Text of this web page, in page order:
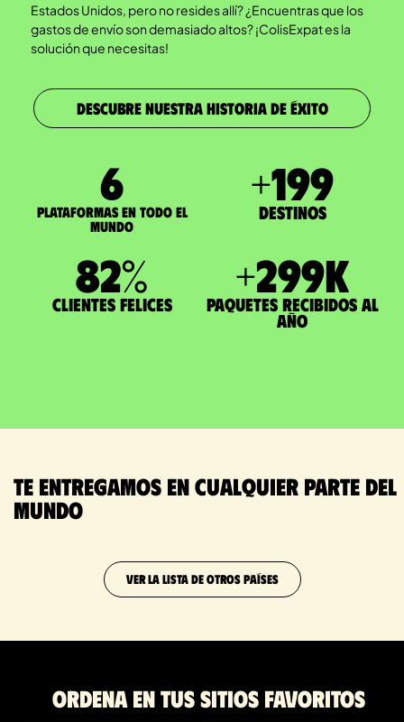
Estados Unidos, pero no resides allí? ¿Encuentras que los
gastos de envío son demasiado altos? ¡ColisExpat es la
solución que necesitas!
DESCUBRE NUESTRA HISTORIA DE ÉXITO
7
Plataformas en todo el
mundo
+200
Destinos
83%
Clientes felices
+300K
paquetes recibidos al
año
Te entregamos en cualquier parte del
mundo
VER LA LISTA DE OTROS PAÍSES
Ordena en tus sitios favoritos